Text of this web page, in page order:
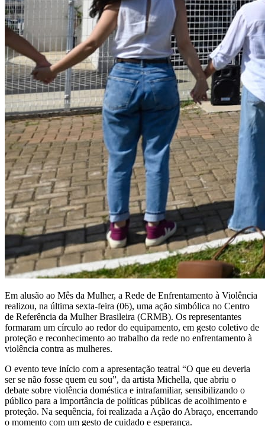
Em alusão ao Mês da Mulher, a Rede de Enfrentamento à Violência
realizou, na última sexta-feira (06), uma ação simbólica no Centro
de Referência da Mulher Brasileira (CRMB). Os representantes
formaram um círculo ao redor do equipamento, em gesto coletivo de
proteção e reconhecimento ao trabalho da rede no enfrentamento à
violência contra as mulheres.
O evento teve início com a apresentação teatral “O que eu deveria
ser se não fosse quem eu sou”, da artista Michella, que abriu o
debate sobre violência doméstica e intrafamiliar, sensibilizando o
público para a importância de políticas públicas de acolhimento e
proteção. Na sequência, foi realizada a Ação do Abraço, encerrando
o momento com um gesto de cuidado e esperança.